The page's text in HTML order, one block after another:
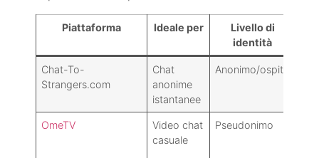
Piattaforma Ideale per
Livello di
identità
Chat-To-
Strangers.com
Chat
anonime
istantanee
Anonimo/ospite
OmeTV
Video chat
casuale
Pseudonimo